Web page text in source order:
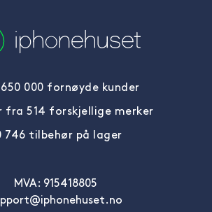
000 fornøyde kunder
fra 514 forskjellige merker
746 tilbehør på lager
MVA: 915418805